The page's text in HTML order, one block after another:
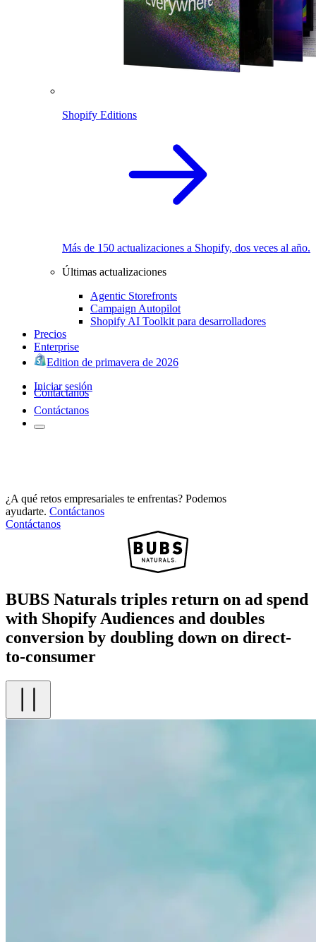
Shopify Editions
Más de 150 actualizaciones a Shopify, dos veces al año.
Últimas actualizaciones
Agentic Storefronts
Campaign Autopilot
Shopify AI Toolkit para desarrolladores
Precios
Enterprise
Edition de primavera de 2026
Iniciar sesión
Contáctanos
Contáctanos
¿A qué retos empresariales te enfrentas? Podemos
ayudarte. Contáctanos
Contáctanos
BUBS Naturals triples return on ad spend
with Shopify Audiences and doubles
conversion by doubling down on direct-
to-consumer